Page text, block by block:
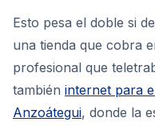
Esto pesa el doble si
una tienda que cobra
profesional que
también internet para
Anzoátegui, donde la